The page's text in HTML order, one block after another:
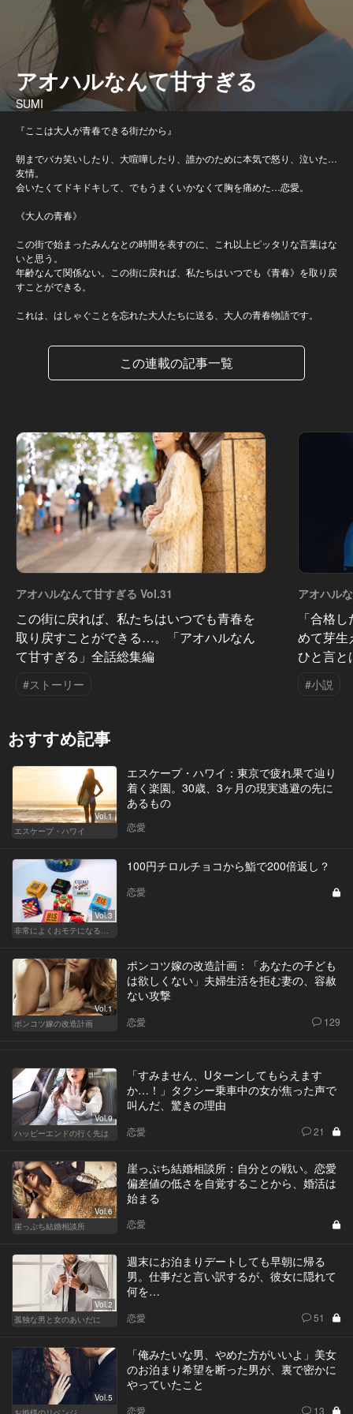
アオハルなんて甘すぎる
SUMI
『ここは大人が青春できる街だから』
朝までバカ笑いしたり、大喧嘩したり、誰かのために本気で怒り、泣いた…
友情。
会いたくてドキドキして、でもうまくいかなくて胸を痛めた…恋愛。
《大人の青春》
この街で始まったみんなとの時間を表すのに、これ以上ピッタリな言葉はな
いと思う。
年齢なんて関係ない。この街に戻れば、私たちはいつでも《青春》を取り戻
すことができる。
これは、はしゃぐことを忘れた大人たちに送る、大人の青春物語です。
この連載の記事一覧
アオハルなんて甘すぎる Vol.31
この街に戻れば、私たちはいつでも青春を
取り戻すことができる…。「アオハルなん
て甘すぎる」全話総集編
#ストーリー
アオハル
「合格
めて芽生
ひと言と
#小説
おすすめ記事
Vol.1
エスケープ・ハワイ
エスケープ・ハワイ：東京で疲れ果て辿り
着く楽園。30歳、3ヶ月の現実逃避の先に
あるもの
恋愛
Vol.3
非常によくおモテになる殿方のホワイトデー
100円チロルチョコから鮨で200倍返し？
恋愛
Vol.1
ポンコツ嫁の改造計画
ポンコツ嫁の改造計画：「あなたの子ども
は欲しくない」夫婦生活を拒む妻の、容赦
ない攻撃
恋愛 129
Vol.9
ハッピーエンドの行く先は
「すみません、Uターンしてもらえます
か…！」タクシー乗車中の女が焦った声で
叫んだ、驚きの理由
恋愛 21
Vol.6
崖っぷち結婚相談所
崖っぷち結婚相談所：自分との戦い。恋愛
偏差値の低さを自覚することから、婚活は
始まる
恋愛
Vol.2
孤独な男と女のあいだに
週末にお泊まりデートしても早朝に帰る
男。仕事だと言い訳するが、彼女に隠れて
何を…
恋愛 51
Vol.5
「俺みたいな男、やめた方がいいよ」美女
のお泊まり希望を断った男が、裏で密かに
やっていたこと
恋愛 13